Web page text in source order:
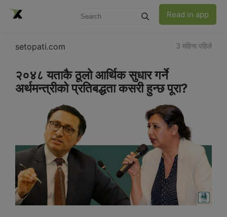
Read in app
setopati.com 3 महिना पहिले
२०४८ यताकै ठूलो आर्थिक सुधार गर्ने
अर्थमन्त्रीको प्रतिबद्धता कसरी हुन्छ पूरा?